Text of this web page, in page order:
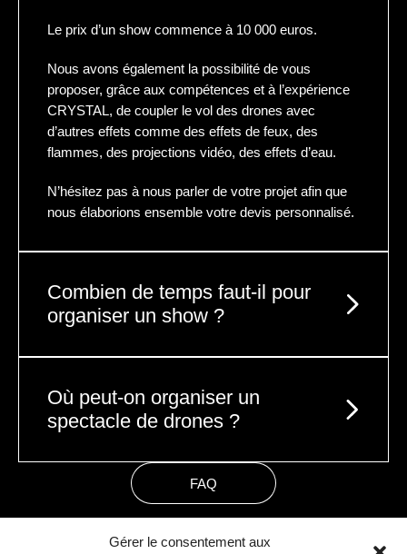
Gérer le consentement aux
Le prix d’un show commence à 10 000 euros.
Nous avons également la possibilité de vous
proposer, grâce aux compétences et à l’expérience
CRYSTAL, de coupler le vol des drones avec
d’autres effets comme des effets de feux, des
flammes, des projections vidéo, des effets d’eau.
N’hésitez pas à nous parler de votre projet afin que
nous élaborions ensemble votre devis personnalisé.
Combien de temps faut-il pour
organiser un show ?
votre image et vos attentes. Nous avons besoin
d’environ 5 à 6 semaines pour concevoir et valider
avec vous l’ensemble de la chorégraphie, des
Dans ce laps de temps, nous nous occupons des
Où peut-on organiser un
spectacle de drones ?
Nos spectacles se jouent uniquement en extérieur.
Nous étudions tous type de lieux.
FAQ